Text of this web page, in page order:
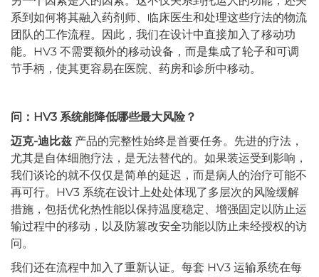
系到如何将其融入药剂师、临床医生和处理这些疗法的物流
团队的工作流程。因此，我们在设计中直接加入了移动功
能。HV3 不需要额外的移动设备，而是集成了轮子和可调
节手柄，使其更容易在医院、药房和诊所中移动。
问：HV3 系统能降低哪些最大风险？
迈克-迪比兹 产品的完整性始终是首要任务。先进的疗法，
尤其是自体细胞疗法，是无法替代的。如果装运受到影响，
我们谈论的就不仅仅是简单的延迟，而是病人的治疗可能不
再可行。HV3 系统在设计上处处体现了多层次的风险缓解
措施，包括优化热性能以保持温度稳定、增强固定以防止运
输过程中的移动，以及防篡改安全功能以防止未经授权的访
问。
我们还在流程中加入了重新认证。每套 HV3 运输系统在每